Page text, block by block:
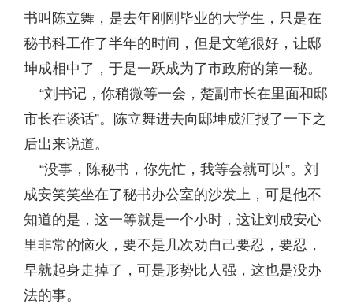
书叫陈立舞，是去年刚刚毕业的大学生，只是在
秘书科工作了半年的时间，但是文笔很好，让邸
坤成相中了，于是一跃成为了市政府的第一秘。
“刘书记，你稍微等一会，楚副市长在里面和邸
市长在谈话”。陈立舞进去向邸坤成汇报了一下之
后出来说道。
“没事，陈秘书，你先忙，我等会就可以”。刘
成安笑笑坐在了秘书办公室的沙发上，可是他不
知道的是，这一等就是一个小时，这让刘成安心
里非常的恼火，要不是几次劝自己要忍，要忍，
早就起身走掉了，可是形势比人强，这也是没办
法的事。